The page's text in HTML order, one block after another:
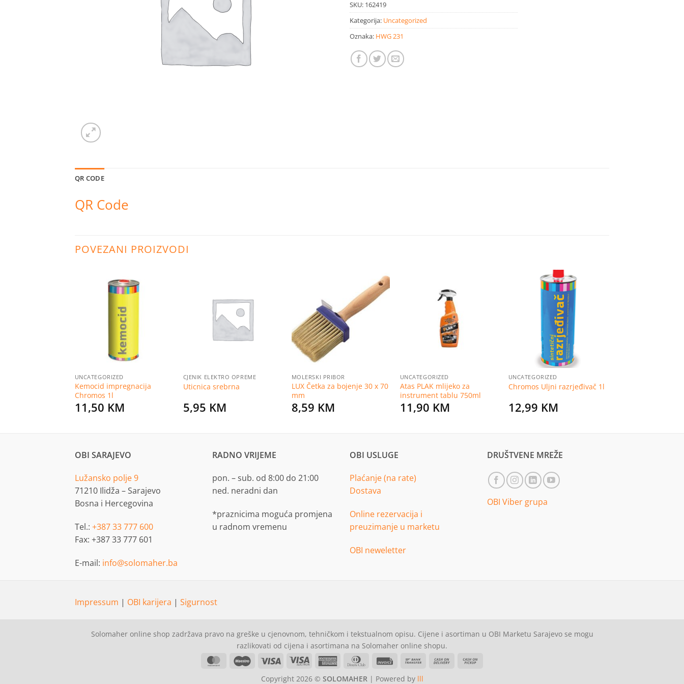
SKU: 162419
Kategorija: Uncategorized
Oznaka: HWG 231
QR CODE
QR Code
POVEZANI PROIZVODI
UNCATEGORIZED
Kemocid impregnacija
Chromos 1l
11,50 KM
CJENIK ELEKTRO OPREME
Uticnica srebrna
5,95 KM
Dodaj
na
MOLERSKI PRIBOR
LUX Četka za bojenje 30 x 70
mm
8,59 KM
UNCATEGORIZED
Atas PLAK mlijeko za
instrument tablu 750ml
11,90 KM
UNCATEGORIZED
Chromos Uljni razrjeđivač 1l
12,99 KM
OBI SARAJEVO
Lužansko polje 9
71210 Ilidža – Sarajevo
Bosna i Hercegovina
Tel.: +387 33 777 600
Fax: +387 33 777 601
E-mail: info@solomaher.ba
RADNO VRIJEME
pon. – sub. od 8:00 do 21:00
ned. neradni dan
*praznicima moguća promjena
u radnom vremenu
OBI USLUGE
Plaćanje (na rate)
Dostava
Online rezervacija i
preuzimanje u marketu
OBI neweletter
DRUŠTVENE MREŽE
OBI Viber grupa
Impressum | OBI karijera | Sigurnost
Solomaher online shop zadržava pravo na greške u cjenovnom, tehničkom i tekstualnom opisu. Cijene i asortiman u OBI Marketu Sarajevo se mogu
razlikovati od cijena i asortimana na Solomaher online shopu.
MasterCardMaestro Visa
Visa
American Dinners
Invoice
Bank
Cash
Copyright 2026 © SOLOMAHER| Powered by lll